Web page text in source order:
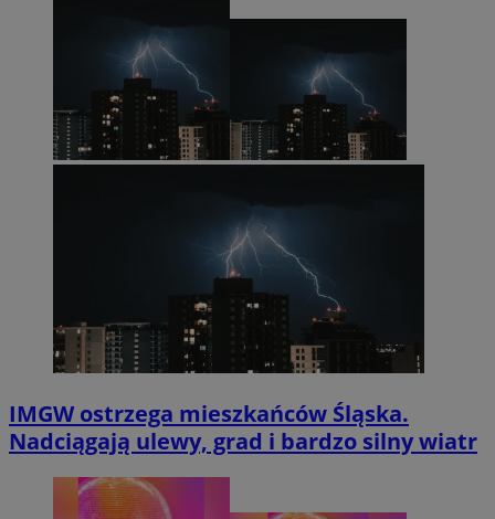
IMGW ostrzega mieszkańców Śląska.
Nadciągają ulewy, grad i bardzo silny wiatr